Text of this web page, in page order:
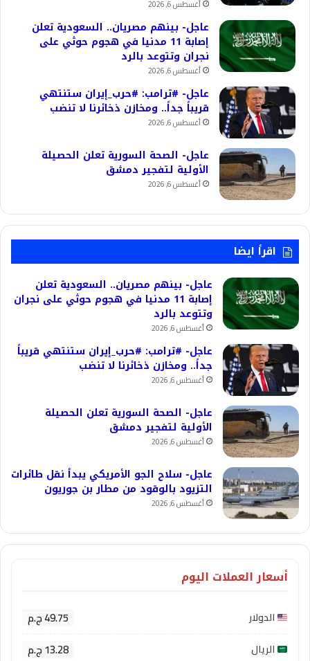
أغسطس 6, 2026
عاجل- بينهم مصريان.. السعودية تعلن
إصابة 11 مدنيا في هجوم حوثي على
نجران وتتوعد بالرد
أغسطس 6, 2026
عاجل- #ترامب: #حرب_إيران ستنتهي
قريباً جداً.. ومخازن ذخائرنا لا تنضب
أغسطس 6, 2026
عاجل- الصحة السورية تعلن الحصيلة
الأولية لتفجير دمشق
أغسطس 6, 2026
اقرأ ايضا
عاجل- بينهم مصريان.. السعودية تعلن
إصابة 11 مدنيا في هجوم حوثي على نجران
وتتوعد بالرد
أغسطس 6, 2026
عاجل- #ترامب: #حرب_إيران ستنتهي قريباً
جداً.. ومخازن ذخائرنا لا تنضب
أغسطس 6, 2026
عاجل- الصحة السورية تعلن الحصيلة
الأولية لتفجير دمشق
أغسطس 6, 2026
عاجل- سلاح الجو الأمريكي يبدأ نقل طائرات
التزيود بالوقود من مطار بن جوريون
أغسطس 6, 2026
أسعار العملات اليوم
الدولار 49.75 ج.م
الريال 13.28 ج.م